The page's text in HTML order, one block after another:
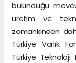
bulunduğu
üretim ve
zamankinden
Türkiye Varlık
Türkiye